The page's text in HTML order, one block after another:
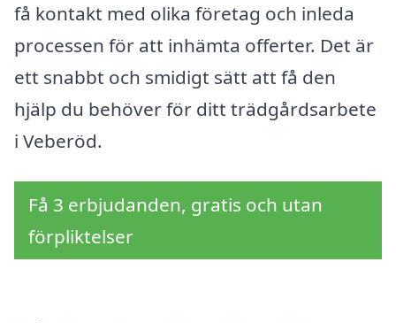
få kontakt med olika företag och inleda
processen för att inhämta offerter. Det är
ett snabbt och smidigt sätt att få den
hjälp du behöver för ditt trädgårdsarbete
i Veberöd.
Få 3 erbjudanden, gratis och utan
förpliktelser